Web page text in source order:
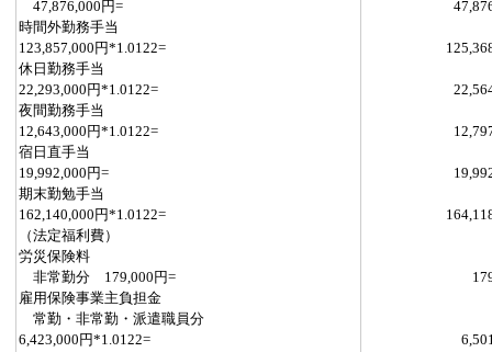
47,876,000円=
時間外勤務手当
123,857,000円*1.0122=
休日勤務手当
22,293,000円*1.0122=
夜間勤務手当
12,643,000円*1.0122=
宿日直手当
19,992,000円=
期末勤勉手当
162,140,000円*1.0122=
（法定福利費）
労災保険料
非常勤分 179,000円=
雇用保険事業主負担金
常勤・非常勤・派遣職員分
6,423,000円*1.0122=